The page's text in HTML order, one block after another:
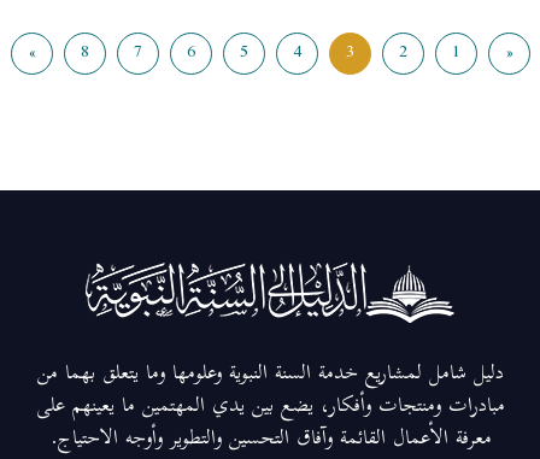
«
1
2
3
4
5
6
7
8
»
دليل شامل لمشاريع خدمة السنة النبوية وعلومها وما يتعلق بهما من
مبادرات ومنتجات وأفكار، يضع بين يدي المهتمين ما يعينهم على
معرفة الأعمال القائمة وآفاق التحسين والتطوير وأوجه الاحتياج.